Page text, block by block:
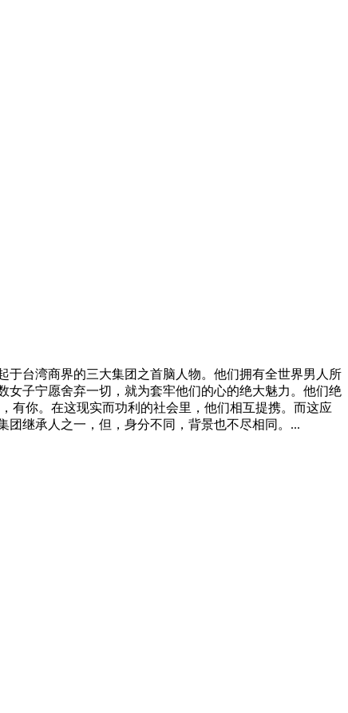
台湾商界的三大集团之首脑人物。他们拥有全世界男人所
子宁愿舍弃一切，就为套牢他们的心的绝大魅力。他们绝
有你。在这现实而功利的社会里，他们相互提携。而这应
继承人之一，但，身分不同，背景也不尽相同。...